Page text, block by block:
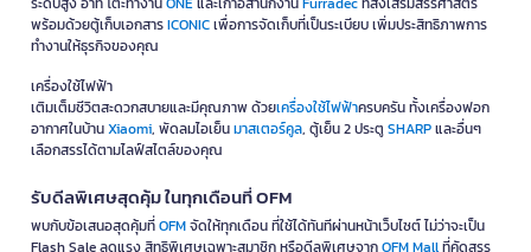
พร้อมด้วยตู้เก็บเอกสารICONICเพื่อการจัดเก็บที่เป็นระเบียบ เพิ่มประสิทธิภาพการ
ทำงานให้ธุรกิจของคุณ
เครื่องใช้ไฟฟ้า
เติมเต็มชีวิตสะดวกสบายและมีคุณภาพ ด้วยเครื่องใช้ไฟฟ้าครบครัน ทั้งเครื่องฟอก
อากาศในบ้านXiaomi, พัดลมไอเย็นมาสเตอร์คูล, ตู้เย็น 2 ประตูSHARPและอื่นๆ
เลือกสรรได้ตามไลฟ์สไตล์ของคุณ
รับดีลพิเศษสุดคุ้ม ในทุกเดือนที่ OFM
พบกับข้อเสนอสุดคุ้มที่OFMจัดให้ทุกเดือน ที่ใช้ได้ทันทีผ่านหน้าเว็บไซต์ ไม่ว่าจะเป็น
Flash Sale ลดแรง สิทธิพิเศษเฉพาะสมาชิก หรือดีลพิเศษจากOFM Mallที่คัดสรร